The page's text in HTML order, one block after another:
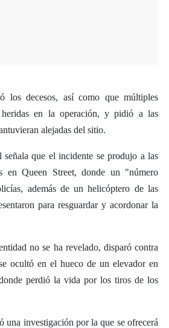
los decesos, así como que múltiples
heridas en la operación, y pidió a las
alejadas del sitio.
que el incidente se produjo a las
en Queen Street, donde un "número
además de un helicóptero de las
para resguardar y acordonar la
no se ha revelado, disparó contra
ocultó en el hueco de un elevador en
perdió la vida por los tiros de los
una investigación por la que se ofrecerá